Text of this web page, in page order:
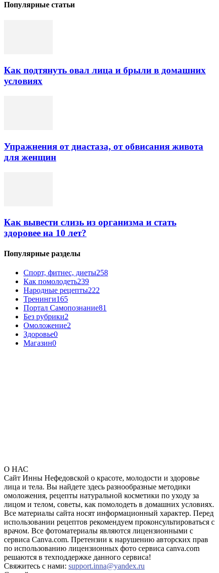
Популярные статьи
Как подтянуть овал лица и брыли в домашних
условиях
Упражнения от диастаза, от обвисания живота
для женщин
Как вывести слизь из организма и стать
здоровее на 10 лет?
Популярные разделы
Спорт, фитнес, диеты258
Как помолодеть239
Народные рецепты222
Тренинги165
Портал Самопознание81
Без рубрики2
Омоложение2
Здоровье0
Магазин0
О НАС
Сайт Инны Нефедовской о красоте, молодости и здоровье
лица и тела. Вы найдете здесь разнообразные методики
омоложения, рецепты натуральной косметики по уходу за
лицом и телом, советы, как помолодеть в домашних условиях.
Все материалы сайта носят информационный характер. Перед
использовании рецептов рекомендуем проконсультироваться с
врачом. Все фотоматериалы являются лицензионными с
сервиса Canva.com. Претензии к нарушению авторских прав
по использованию лицензионных фото сервиса canva.com
решаются в техподдержке данного сервиса!
Свяжитесь с нами: support.inna@yandex.ru